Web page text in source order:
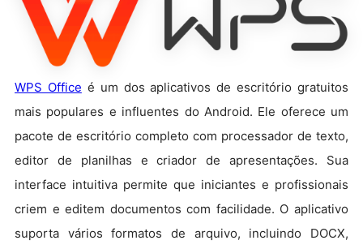
WPS Office é um dos aplicativos de escritório gratuitos
mais populares e influentes do Android. Ele oferece um
pacote de escritório completo com processador de texto,
editor de planilhas e criador de apresentações. Sua
interface intuitiva permite que iniciantes e profissionais
criem e editem documentos com facilidade. O aplicativo
suporta vários formatos de arquivo, incluindo DOCX,